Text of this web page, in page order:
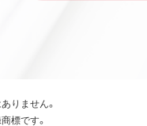
りません。
標です。